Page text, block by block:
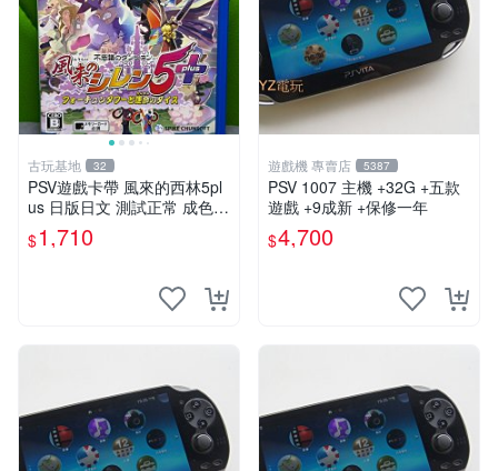
古玩基地 32
PSV遊戲卡帶 風來的西林5pl
us 日版日文 測試正常 成色如
圖 買家自負 風來的西林5plus
PSV 日版
$1,710
遊戲機 專賣店 5387
PSV 1007 主機 +32G +五款
遊戲 +9成新 +保修一年
$4,700